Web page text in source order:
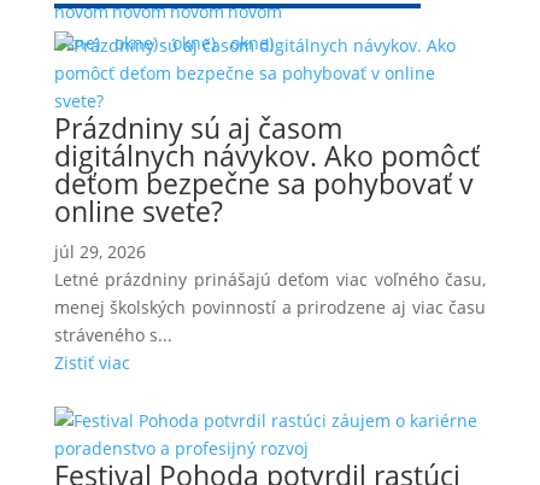
novom
okne)
novom
okne)
novom
okne)
novom
okne)
Prázdniny sú aj časom
digitálnych návykov. Ako pomôcť
deťom bezpečne sa pohybovať v
online svete?
júl 29, 2026
Letné prázdniny prinášajú deťom viac voľného času,
menej školských povinností a prirodzene aj viac času
stráveného s...
Zistiť viac
Festival Pohoda potvrdil rastúci